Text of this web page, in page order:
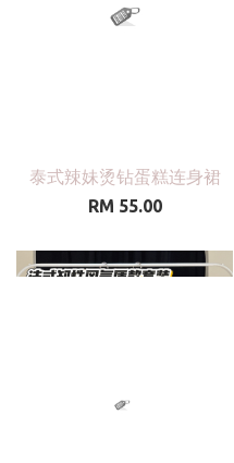
泰式辣妹烫钻蛋糕连身裙
RM 55.00